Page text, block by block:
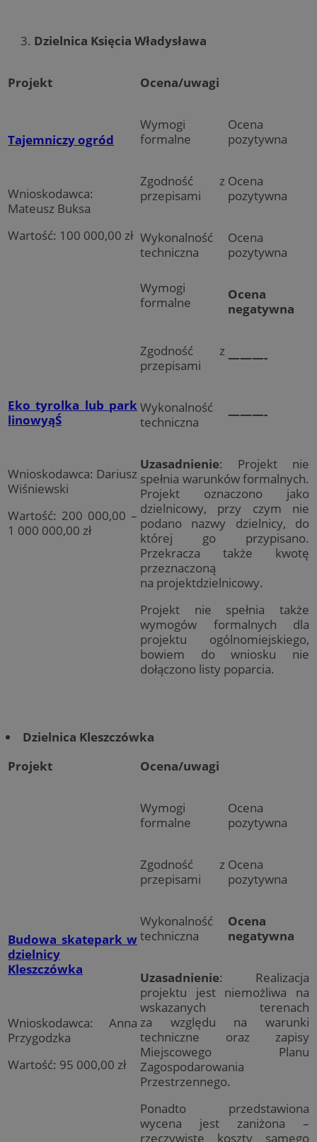
Dzielnica Księcia Władysława
Projekt Ocena/uwagi
Tajemniczy ogród
Wnioskodawca:
Mateusz Buksa
Wartość: 100 000,00 zł
Wymogi
formalne
Ocena
pozytywna
Zgodność z
przepisami
Ocena
pozytywna
Wykonalność
techniczna
Ocena
pozytywna
Eko tyrolka lub park
linowyąŚ
Wnioskodawca: Dariusz
Wiśniewski
Wartość: 200 000,00 –
1 000 000,00 zł
Wymogi
formalne
Ocena
negatywna
Zgodność z
przepisami
———-
Wykonalność
techniczna
———-
Uzasadnienie: Projekt nie
spełnia warunków formalnych.
Projekt oznaczono jako
dzielnicowy, przy czym nie
podano nazwy dzielnicy, do
której go przypisano.
Przekracza także kwotę
przeznaczoną
na projektdzielnicowy.
Projekt nie spełnia także
wymogów formalnych dla
projektu ogólnomiejskiego,
bowiem do wniosku nie
dołączono listy poparcia.
Dzielnica Kleszczówka
Projekt
Ocena/uwagi
Budowa skatepark w
dzielnicy
Kleszczówka
Wnioskodawca: Anna
Przygodzka
Wartość: 95 000,00 zł
Wymogi
formalne
Ocena
pozytywna
Zgodność z
przepisami
Ocena
pozytywna
Wykonalność
techniczna
Ocena
negatywna
Uzasadnienie: Realizacja
projektu jest niemożliwa na
wskazanych terenach
za względu na warunki
techniczne oraz zapisy
Miejscowego Planu
Zagospodarowania
Przestrzennego.
Ponadto przedstawiona
wycena jest zaniżona –
rzeczywiste koszty samego